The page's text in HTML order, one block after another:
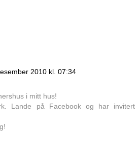
2010 kl. 07:34
i mitt hus!
Lande på Facebook og har invitert